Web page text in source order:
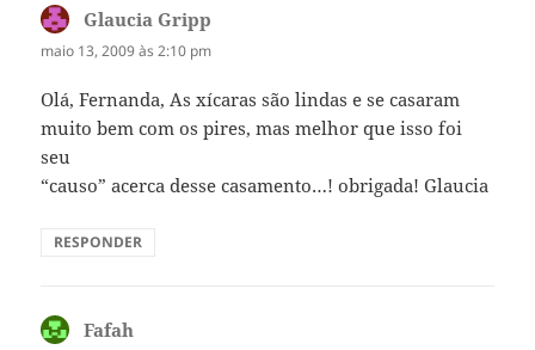
Glaucia Gripp
maio 13, 2009 às 2:10 pm
Olá, Fernanda, As xícaras são lindas e se casaram
muito bem com os pires, mas melhor que isso foi
seu
“causo” acerca desse casamento…! obrigada! Glaucia
RESPONDER
Fafah